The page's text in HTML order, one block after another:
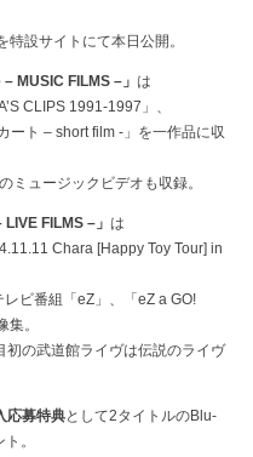
設サイトにて本日公開。
– MUSIC FILMS –」は
CLIPS 1991-1997」、
ート – short film -」を一作品に収
ミュージックビデオも収録。
LIVE FILMS –」は
Chara [Happy Toy Tour] in
ビ番組「eZ」、「eZ a GO!
。
の武道館ライヴは伝説のライヴ
応募特典として2タイトルのBlu-
。